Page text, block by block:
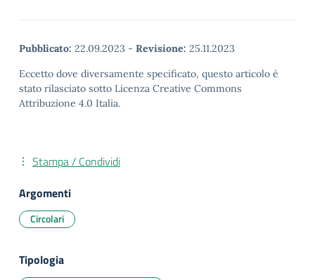
Pubblicato: 22.09.2023 - Revisione: 25.11.2023
Eccetto dove diversamente specificato, questo articolo è
stato rilasciato sotto Licenza Creative Commons
Attribuzione 4.0 Italia.
Stampa / Condividi
Argomenti
Circolari
Tipologia